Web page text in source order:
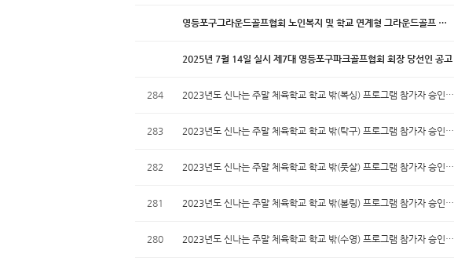
영등포구그라운드골프협회 노인복지 및 학교 연계형 그라운드골프 …
2025년 7월 14일 실시 제7대 영등포구파크골프협회 회장 당선인 공고
284 2023년도 신나는 주말 체육학교 학교 밖(복싱) 프로그램 참가자 승인…
283 2023년도 신나는 주말 체육학교 학교 밖(탁구) 프로그램 참가자 승인…
282 2023년도 신나는 주말 체육학교 학교 밖(풋살) 프로그램 참가자 승인…
281 2023년도 신나는 주말 체육학교 학교 밖(볼링) 프로그램 참가자 승인…
280 2023년도 신나는 주말 체육학교 학교 밖(수영) 프로그램 참가자 승인…